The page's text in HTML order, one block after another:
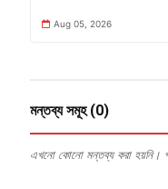
Aug 05, 2026
মন্তব্য সমূহ (0)
এখনো কোনো মন্তব্য করা হয়নি।